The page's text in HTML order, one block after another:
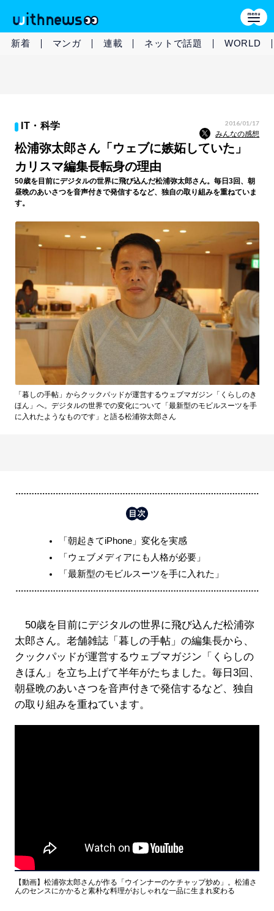
新着 マンガ 連載 ネットで話題 WORLD
IT・科学 2016/01/17
みんなの感想
松浦弥太郎さん「ウェブに嫉妬していた」
カリスマ編集長転身の理由
50歳を目前にデジタルの世界に飛び込んだ松浦弥太郎さん。毎日3回、朝
昼晩のあいさつを音声付きで発信するなど、独自の取り組みを重ねていま
す。
「暮しの手帖」からクックパッドが運営するウェブマガジン「くらしのき
ほん」へ。デジタルの世界での変化について「最新型のモビルスーツを手
に入れたようなものです」と語る松浦弥太郎さん
「朝起きてiPhone」変化を実感
「ウェブメディアにも人格が必要」
「最新型のモビルスーツを手に入れた」
50歳を目前にデジタルの世界に飛び込んだ松浦弥
太郎さん。老舗雑誌「暮しの手帖」の編集長から、
クックパッドが運営するウェブマガジン「くらしの
きほん」を立ち上げて半年がたちました。毎日3回、
朝昼晩のあいさつを音声付きで発信するなど、独自
の取り組みを重ねています。
【動画】松浦弥太郎さんが作る「ウインナーのケチャップ炒め」。松浦さ
んのセンスにかかると素朴な料理がおしゃれな一品に生まれ変わる